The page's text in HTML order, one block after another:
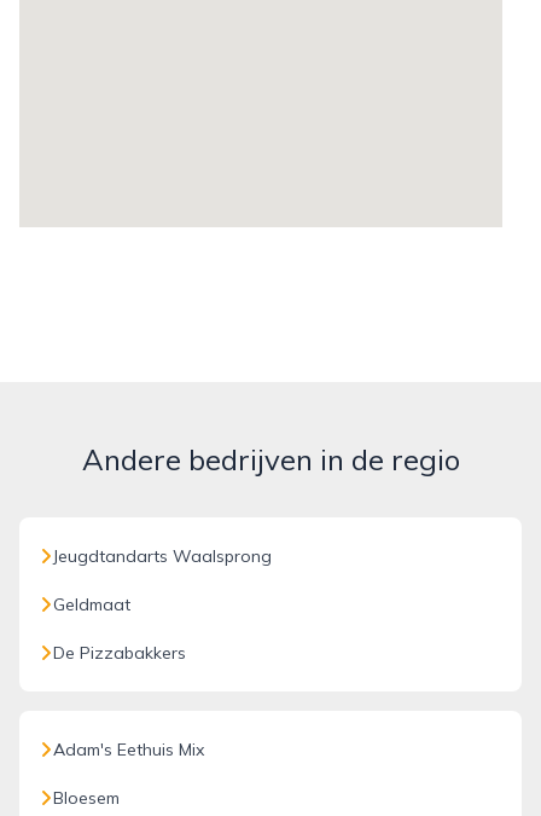
Andere bedrijven in de regio
Jeugdtandarts Waalsprong
Geldmaat
De Pizzabakkers
Adam's Eethuis Mix
Bloesem